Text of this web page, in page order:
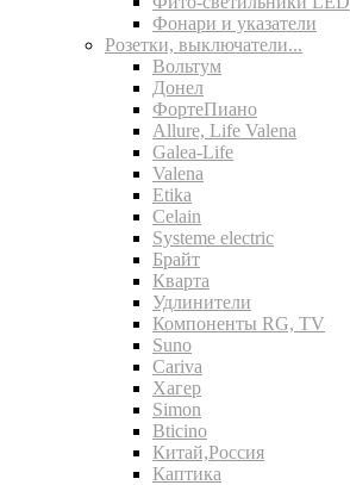
Фонари и указатели
Розетки, выключатели...
Вольтум
Донел
ФортеПиано
Allure, Life Valena
Galea-Life
Valena
Etika
Celain
Systeme electric
Брайт
Кварта
Удлинители
Компоненты RG, TV
Suno
Cariva
Хагер
Simon
Bticino
Китай,Россия
Каптика